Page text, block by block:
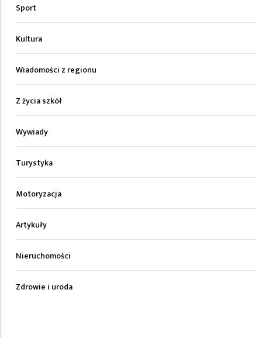
Sport
Kultura
Wiadomości z regionu
Z życia szkół
Wywiady
Turystyka
Motoryzacja
Artykuły
Nieruchomości
Zdrowie i uroda